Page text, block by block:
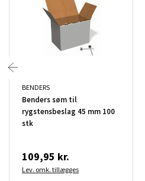
BENDERS
Benders søm til
rygstensbeslag 45 mm 100
stk
109,95 kr.
Lev. omk. tillægges